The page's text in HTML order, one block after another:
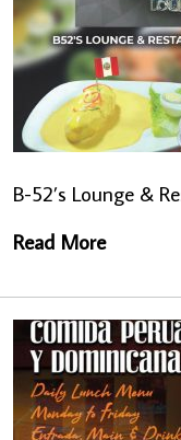
B-52’s Lounge &
Read More